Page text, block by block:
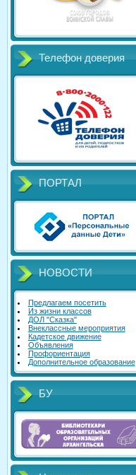
Телефон доверия
ПОРТАЛ
НОВОСТИ
Предлагаем посетить
Из жизни классов
ДОЛ "Сказка"
Внеклассные мероприятия
Кадетское движение
Объявления
Профориентация
Дополнительное образование
БУ